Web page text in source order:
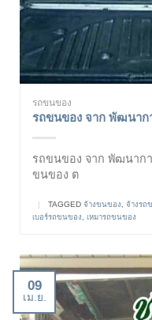
รถขนของ
รถขนของ จาก พัฒนาก
รถขนของ จาก พัฒนาก
ขนของ ต
TAGGED จ้างขนของ, จ้างรถ
เบอร์รถขนของ, เหมารถขนของ
09
เม.ย.